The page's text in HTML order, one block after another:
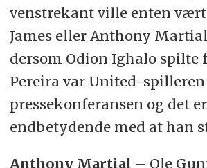
venstrekant ville enten
James eller Anthony
dersom Odion Ighalo spilte
Pereira var United-
pressekonferansen og det
endbetydende med at han
Anthony Martial – Ole